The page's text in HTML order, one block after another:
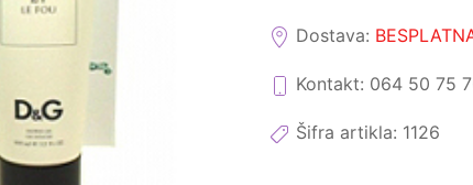
Dostava:
Kontakt: 064 50 75
Šifra artikla: 1126